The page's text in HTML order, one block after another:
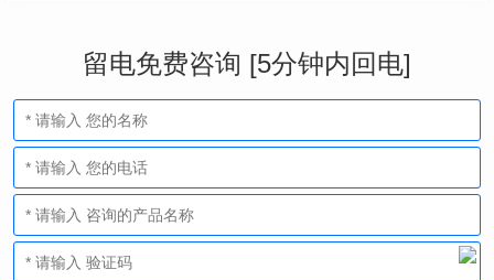
留电免费咨询 [5分钟内回电]